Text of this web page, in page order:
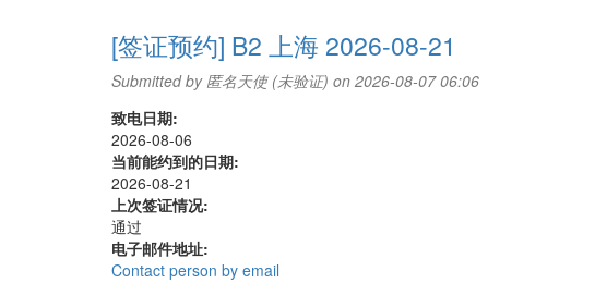
证
经
历]
B2
京
03/28/2008
过
[签证预约] B2 上海 2026-08-21
Submitted by 匿名天使 (未验证) on 2026-08-07 06:06
致电日期:
2026-08-06
当前能约到的日期:
2026-08-21
上次签证情况:
通过
电子邮件地址:
Contact person by email